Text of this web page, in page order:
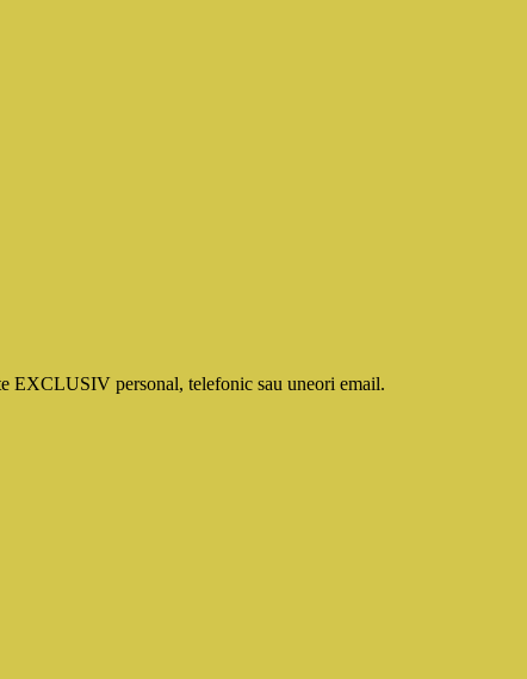
EXCLUSIV personal, telefonic sau uneori email.